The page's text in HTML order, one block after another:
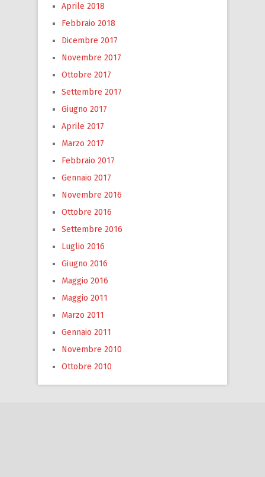
Aprile 2018
Febbraio 2018
Dicembre 2017
Novembre 2017
Ottobre 2017
Settembre 2017
Giugno 2017
Aprile 2017
Marzo 2017
Febbraio 2017
Gennaio 2017
Novembre 2016
Ottobre 2016
Settembre 2016
Luglio 2016
Giugno 2016
Maggio 2016
Maggio 2011
Marzo 2011
Gennaio 2011
Novembre 2010
Ottobre 2010